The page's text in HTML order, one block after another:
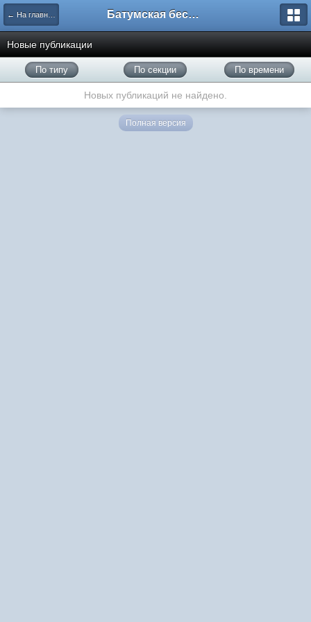
← На главную Батумская беседка
Новые публикации
По типу По секции По времени
Новых публикаций не найдено.
Полная версия